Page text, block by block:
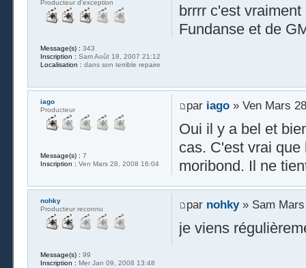
brrrr c'est
Fundanse et de
Producteur d'exception
Message(s) : 343
Inscription : Sam Août 18, 2007 21:12
Localisation : dans son terrible repaire
par iago» Ven Mars
Oui il y a bel et
cas. C'est vrai
moribond. Il ne
iago
Producteur
Message(s) : 7
Inscription : Ven Mars 28, 2008 16:04
par nohky» Sam Mars
je viens
nohky
Producteur reconnu
Message(s) : 99
Inscription : Mer Jan 09, 2008 13:48